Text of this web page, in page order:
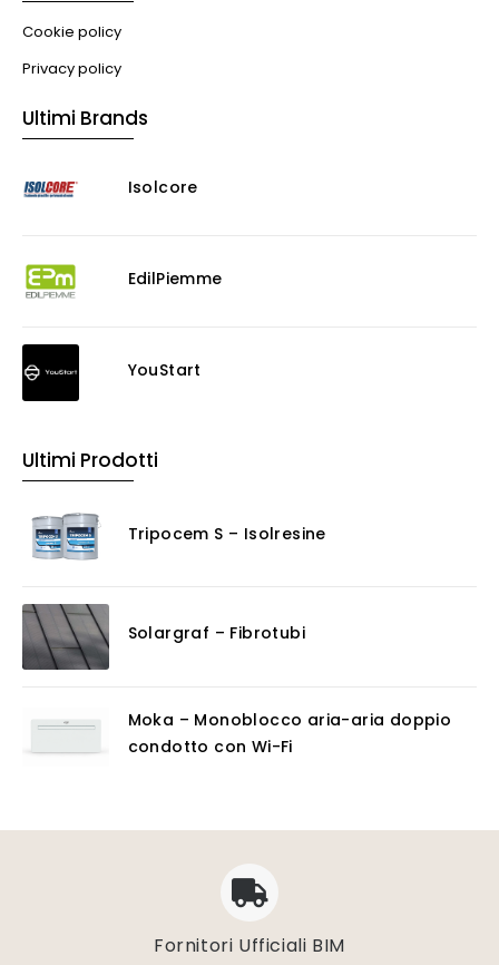
Cookie policy
Privacy policy
Ultimi Brands
Isolcore
EdilPiemme
YouStart
Ultimi Prodotti
Tripocem S – Isolresine
Solargraf – Fibrotubi
Moka – Monoblocco aria-aria doppio
condotto con Wi-Fi
Fornitori Ufficiali BIM